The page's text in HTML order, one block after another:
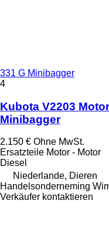
331 G Minibagger
4
Kubota V2203
Minibagger
2.150 € Ohne MwSt.
Ersatzteile Motor - Motor
Diesel
Niederlande, Dieren
Handelsonderneming
Verkäufer kontaktieren